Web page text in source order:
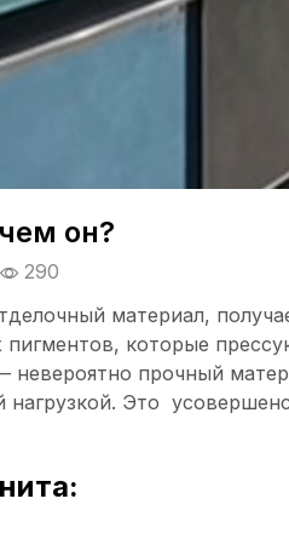
он?
290
материал,
пигментов, которые
невероятно прочный
Это